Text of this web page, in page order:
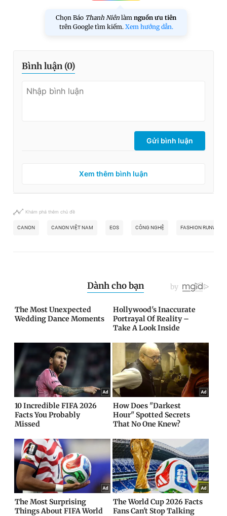
Chọn Báo Thanh Niên làm nguồn ưu tiên
trên Google tìm kiếm. Xem hướng dẫn.
Bình luận (0)
Gửi bình luận
Xem thêm bình luận
Khám phá thêm chủ đề
CANON CANON VIỆT NAM EOS CÔNG NGHỆ FASHION RUNWAY